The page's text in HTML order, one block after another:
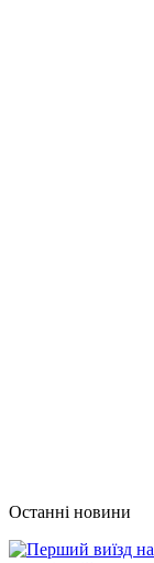
Останні новини